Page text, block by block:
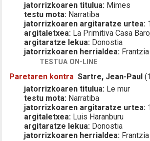
jatorrizkoaren titulua: Mimes
testu mota: Narratiba
jatorrizkoaren argitaratze urtea:
argitaletxea: La Primitiva Casa
argitaratze lekua: Donostia
jatorrizkoaren herrialdea: Frantzia
TESTUA ON-LINE
Paretaren kontra Sartre, Jean-Paul
jatorrizkoaren titulua: Le mur
testu mota: Narratiba
jatorrizkoaren argitaratze urtea:
argitaletxea: Luis Haranburu
argitaratze lekua: Donostia
jatorrizkoaren herrialdea: Frantzia